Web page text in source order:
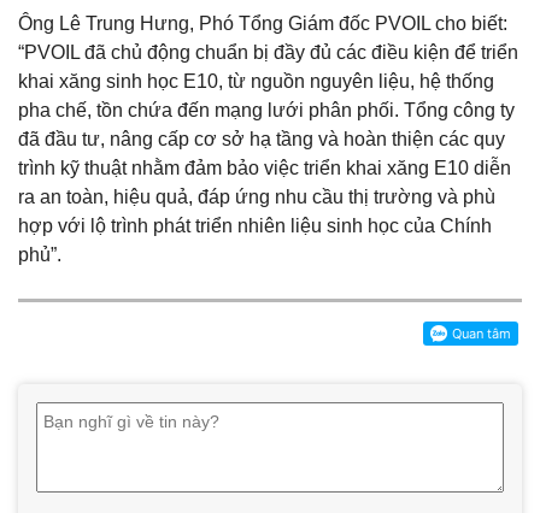
Ông Lê Trung Hưng, Phó Tổng Giám đốc PVOIL cho biết:
“PVOIL đã chủ động chuẩn bị đầy đủ các điều kiện để triển
khai xăng sinh học E10, từ nguồn nguyên liệu, hệ thống
pha chế, tồn chứa đến mạng lưới phân phối. Tổng công ty
đã đầu tư, nâng cấp cơ sở hạ tầng và hoàn thiện các quy
trình kỹ thuật nhằm đảm bảo việc triển khai xăng E10 diễn
ra an toàn, hiệu quả, đáp ứng nhu cầu thị trường và phù
hợp với lộ trình phát triển nhiên liệu sinh học của Chính
phủ”.